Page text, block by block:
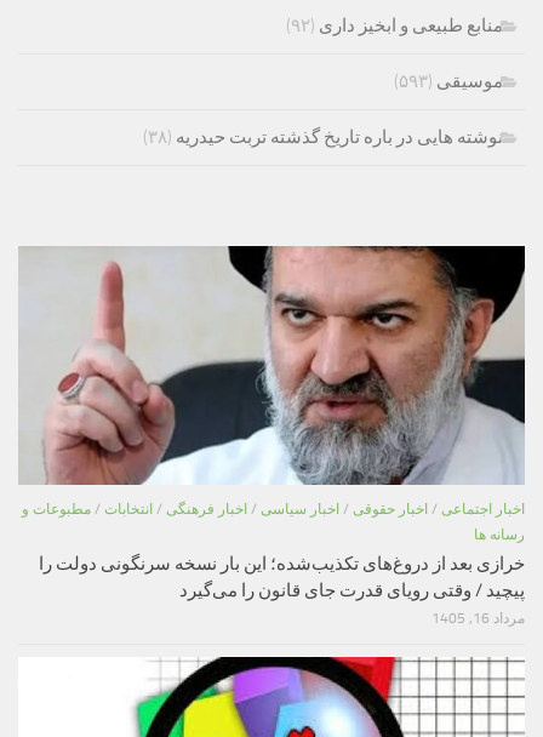
منابع طبیعی و ابخیز داری (۹۲)
موسیقی (۵۹۳)
نوشته هایی در باره تاریخ گذشته تربت حیدریه (۳۸)
اخبار اجتماعی / اخبار حقوقی / اخبار سیاسی / اخبار فرهنگی / انتخابات / مطبوعات و
رسانه ها
خرازی بعد از دروغ‌های تکذیب‌شده؛ این بار نسخه سرنگونی دولت را
پیچید / وقتی رویای قدرت جای قانون را می‌گیرد
مرداد 16, 1405